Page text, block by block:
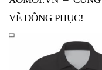
VỀ ĐỒNG PHỤC!